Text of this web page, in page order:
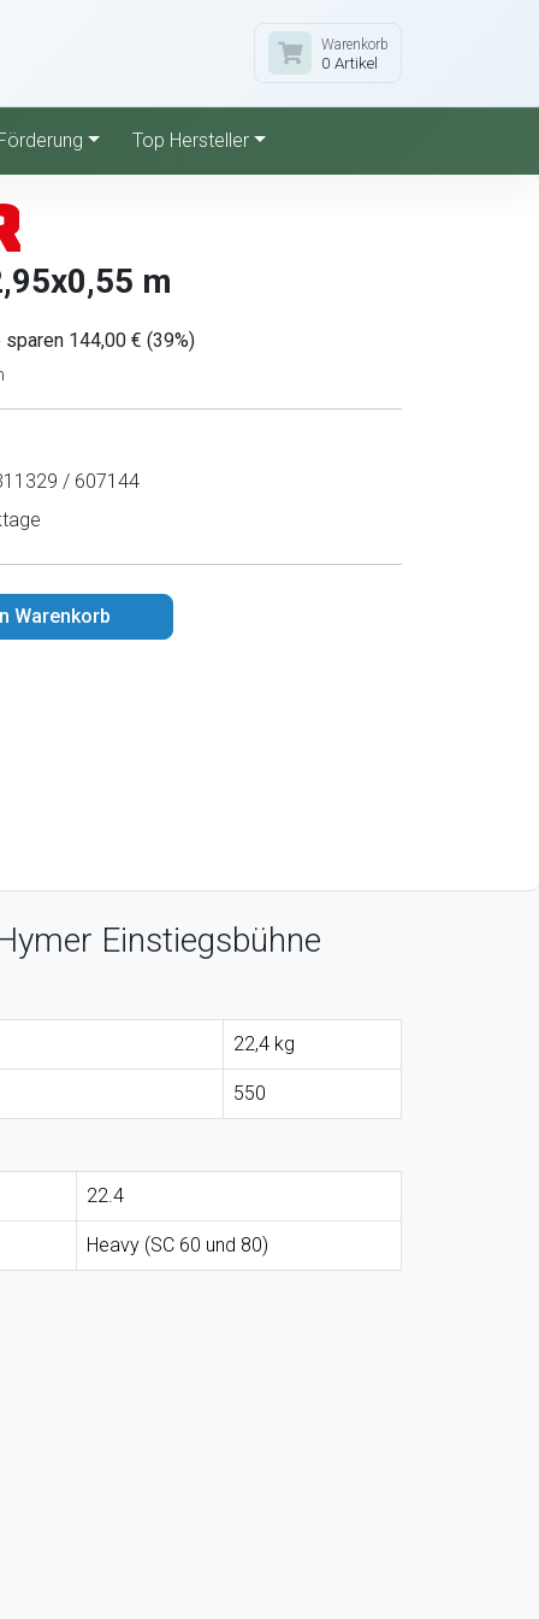
Warenkorb
0 Artikel
Top Hersteller
m
sparen 144,00 € (39%)
/ 607144
Warenkorb
Einstiegsbühne
22,4 kg
550
22.4
Heavy (SC 60 und 80)